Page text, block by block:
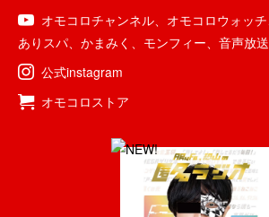
オモコロチャンネル
オモコロウォッチ
ありスパ
かまみく モンフィー
音声放送
公式instagram
オモコロストア